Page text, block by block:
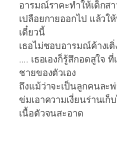
อารมณ์ราคะทำให้เด็กส
เปลือยกายออกไป แล้วใ
เดี๋ยวนี้
เธอไม่ชอบอารมณ์ค้าง
…. เธอเองก็รู้สึกอดสูใจ
ชายของตัวเอง
ถึงแม้ว่าจะเป็นลูกคนละ
ข่มเอาความเงี่ยนร่านเก็
เนื้อตัวจนสะอาด